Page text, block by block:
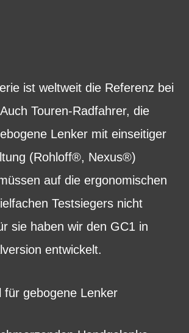
ist weltweit die Referenz bei
Touren-Radfahrer, die
Lenker mit einseitiger
(Rohloff®, Nexus®)
auf die ergonomischen
Testsiegers nicht
sie haben wir den GC1 in
entwickelt.
für gebogene Lenker